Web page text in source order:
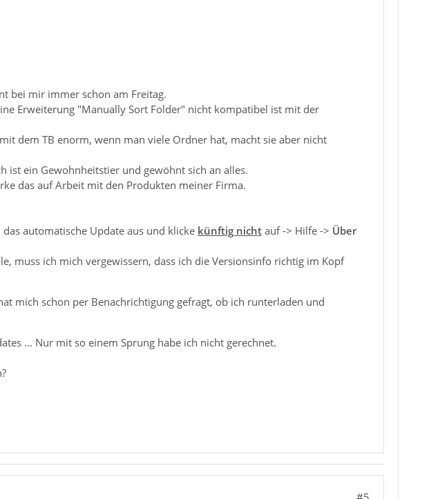
bei mir immer schon am Freitag.
Erweiterung "Manually Sort Folder" nicht kompatibel ist mit der
dem TB enorm, wenn man viele Ordner hat, macht sie aber nicht
ist ein Gewohnheitstier und gewöhnt sich an alles.
das auf Arbeit mit den Produkten meiner Firma.
automatische Update aus und klicke künftig nichtauf -> Hilfe -> Über
muss ich mich vergewissern, dass ich die Versionsinfo richtig im Kopf
mich schon per Benachrichtigung gefragt, ob ich runterladen und
... Nur mit so einem Sprung habe ich nicht gerechnet.